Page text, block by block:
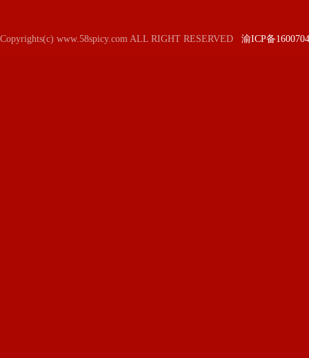
Copyrights(c) www.58spicy.com ALL RIGHT RESERVED 渝ICP备